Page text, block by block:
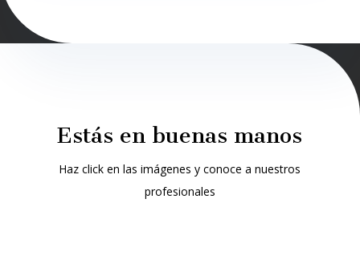
Estás en buenas manos
Haz click en las imágenes y conoce a nuestros
profesionales